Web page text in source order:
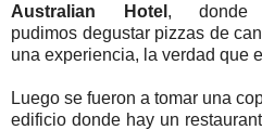
Australian Hotel , donde
pudimos degustar pizzas de
una experiencia, la verdad que
Luego se fueron a tomar una
edificio donde hay un